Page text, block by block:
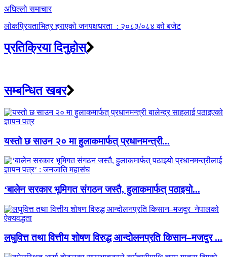
अघिल्लाे समाचार
लोकप्रियताभित्र हराएको जनपक्षधरता : २०८३/०८४ को बजेट
प्रतिक्रिया दिनुहोस्
सम्बन्धित खबर
यस्तो छ साउन २० मा हुलाकमार्फत् प्रधानमन्त्री...
‘बालेन सरकार भूमिगत संगठन जस्तै, हुलाकमार्फत् पठाइयो...
लघुवित्त तथा वित्तीय शोषण विरुद्ध आन्दोलनप्रति किसान–मजदुर ...